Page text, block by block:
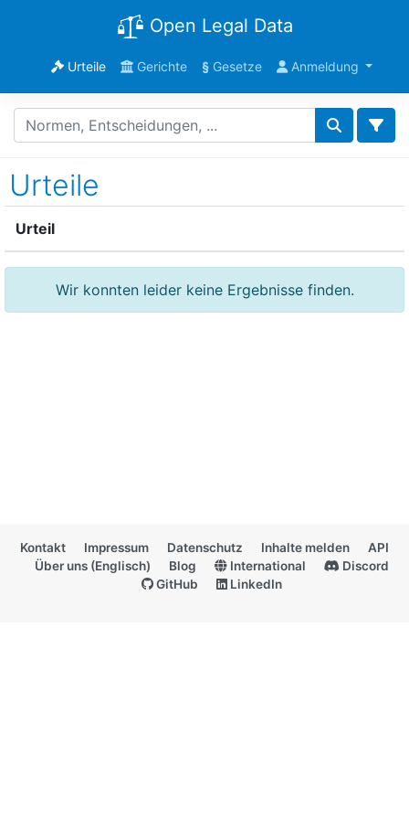
Open Legal Data
Urteile Gerichte §Gesetze Anmeldung
Urteile
Urteil
Wir konnten leider keine Ergebnisse finden.
Kontakt Impressum Datenschutz Inhalte melden
API
Über uns (Englisch)
Blog International
Discord
GitHub
LinkedIn